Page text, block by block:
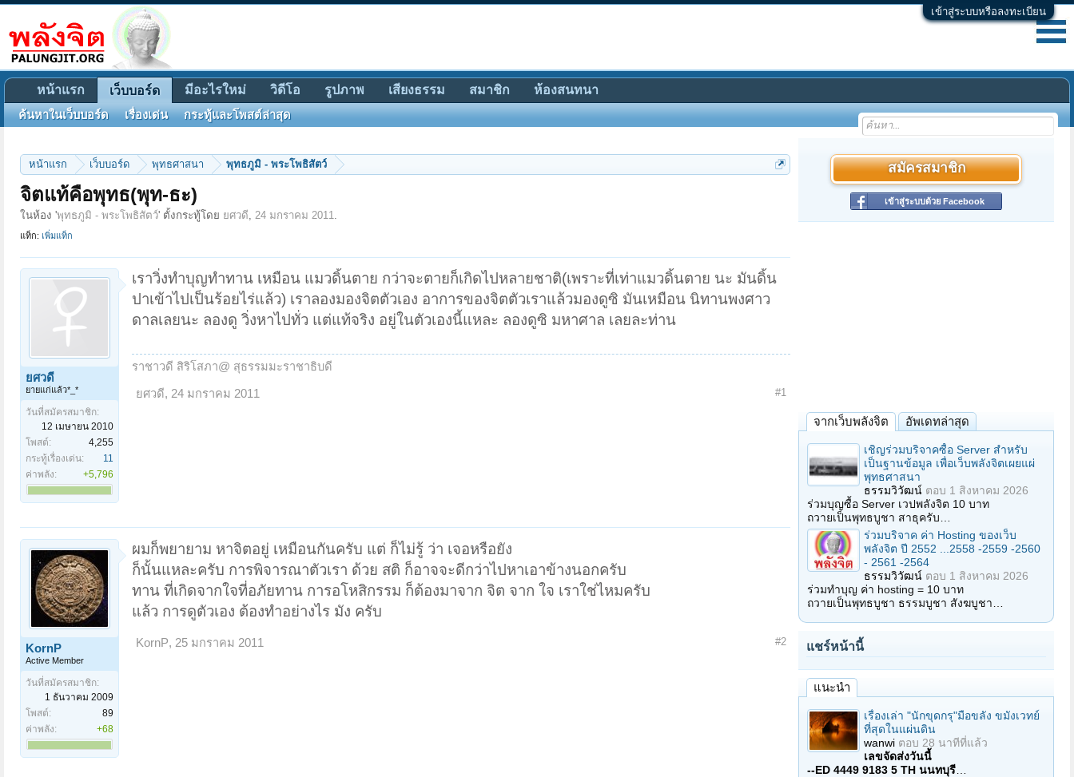
เข้าสู่ระบบหรือลงทะเบียน
หน้าแรก เว็บบอร์ด พุทธศาสนา พุทธภูมิ - พระโพธิสัตว์
จิตแท้คือพุทธ(พุท-ธะ)
ในห้อง 'พุทธภูมิ - พระโพธิสัตว์' ตั้งกระทู้โดย ยศวดี, 24 มกราคม 2011.
แท็ก: เพิ่มแท็ก
ยศวดี
ยายแก่แล้ว*_*
วันที่สมัครสมาชิก:
12 เมษายน 2010
โพสต์:
4,255
กระทู้เรื่องเด่น:
11
ค่าพลัง:
+5,796
เราวิ่งทำบุญทำทาน เหมือน แมวดิ้นตาย กว่าจะตายก็เกิดไปหลายชาติ(เพราะที่เท่าแมวดิ้นตาย นะ มันดิ้น
ปาเข้าไปเป็นร้อยไร่แล้ว) เราลองมองจิตตัวเอง อาการของจิตตัวเราแล้วมองดูซิ มันเหมือน นิทานพงศาว
ดาลเลยนะ ลองดู วิ่งหาไปทั่ว แต่แท้จริง อยู่ในตัวเองนี้แหละ ลองดูซิ มหาศาล เลยละท่าน
ราชาวดี สิริโสภา@ สุธรรมมะราชาธิบดี
ยศวดี, 24 มกราคม 2011 #1
KornP
Active Member
วันที่สมัครสมาชิก:
1 ธันวาคม 2009
โพสต์:
89
ค่าพลัง:
+68
ผมก็พยายาม หาจิตอยู่ เหมือนกันครับ แต่ ก็ไม่รู้ ว่า เจอหรือยัง
ก็นั้นแหละครับ การพิจารณาตัวเรา ด้วย สติ ก็อาจจะดีกว่าไปหาเอาข้างนอกครับ
ทาน ที่เกิดจากใจที่อภัยทาน การอโหสิกรรม ก็ต้องมาจาก จิต จาก ใจ เราใช่ไหมครับ
แล้ว การดูตัวเอง ต้องทำอย่างไร มัง ครับ
KornP, 25 มกราคม 2011 #2
สมัครสมาชิก
เข้าสู่ระบบด้วย Facebook
จากเว็บพลังจิต อัพเดทล่าสุด
เชิญร่วมบริจาคซื้อ Server สำหรับ
เป็นฐานข้อมูล เพื่อเว็บพลังจิตเผยแผ่
พุทธศาสนา
ธรรมวิวัฒน์ ตอบ 1 สิงหาคม 2026
ร่วมบุญซื้อ Server เวปพลังจิต 10 บาท
ถวายเป็นพุทธบูชา สาธุครับ…
ร่วมบริจาค ค่า Hosting ของเว็บ
พลังจิต ปี 2552 ...2558 -2559 -2560
- 2561 -2564
ธรรมวิวัฒน์ ตอบ 1 สิงหาคม 2026
ร่วมทำบุญ ค่า hosting = 10 บาท
ถวายเป็นพุทธบูชา ธรรมบูชา สังฆบูชา…
แชร์หน้านี้
แนะนำ
เรื่องเล่า "นักขุดกรุ"มือขลัง ขมังเวทย์
ที่สุดในแผ่นดิน
wanwi ตอบ 28 นาทีที่แล้ว
เลขจัดส่งวันนี้
--ED 4449 9183 5 TH นนทบุรี
หน้าแรก เว็บบอร์ด
ค้นหาในเว็บบอร์ด เรื่องเด่น กระทู้และโพสต์ล่าสุด
มีอะไรใหม่ วิดีโอ รูปภาพ เสียงธรรม สมาชิก ห้องสนทนา